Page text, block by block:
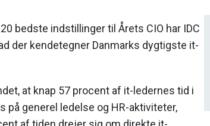
bedste indstillinger til Årets CIO har IDC
der kendetegner Danmarks dygtigste it-
at knap 57 procent af it-ledernes tid i
på generel ledelse og HR-aktiviteter,